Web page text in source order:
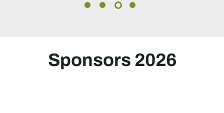
Sponsors 2026